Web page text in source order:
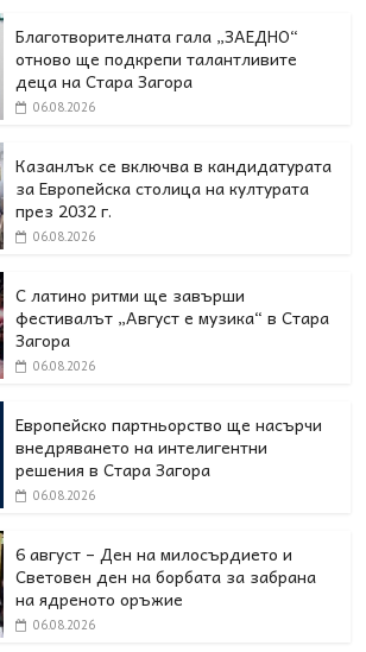
Благотворителната гала „ЗАЕДНО“
отново ще подкрепи талантливите
деца на Стара Загора
06.08.2026
Казанлък се включва в кандидатурата
за Европейска столица на културата
през 2032 г.
06.08.2026
С латино ритми ще завърши
фестивалът „Август е музика“ в Стара
Загора
06.08.2026
Европейско партньорство ще насърчи
внедряването на интелигентни
решения в Стара Загора
06.08.2026
6 август – Ден на милосърдието и
Световен ден на борбата за забрана
на ядреното оръжие
06.08.2026